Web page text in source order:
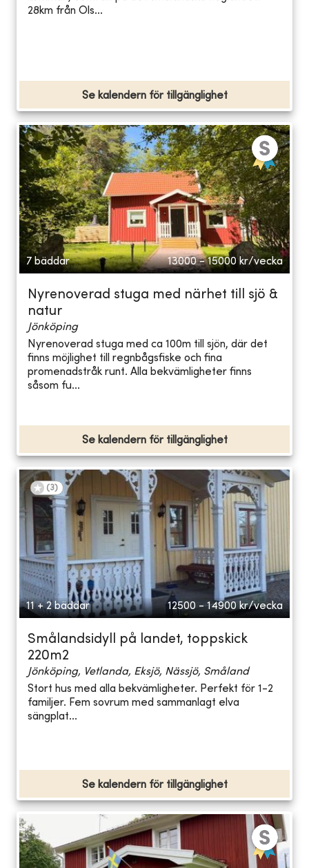
28km från Ols...
Se kalendern för tillgänglighet
7 bäddar 13000 - 15000 kr/vecka
Nyrenoverad stuga med närhet till sjö &
natur
Jönköping
Nyrenoverad stuga med ca 100m till sjön, där det
finns möjlighet till regnbågsfiske och fina
promenadstråk runt. Alla bekvämligheter finns
såsom fu...
Se kalendern för tillgänglighet
(3)
11 + 2 bäddar 12500 - 14900 kr/vecka
Smålandsidyll på landet, toppskick
220m2
Jönköping, Vetlanda, Eksjö, Nässjö, Småland
Stort hus med alla bekvämligheter. Perfekt för 1-2
familjer. Fem sovrum med sammanlagt elva
sängplat...
Se kalendern för tillgänglighet